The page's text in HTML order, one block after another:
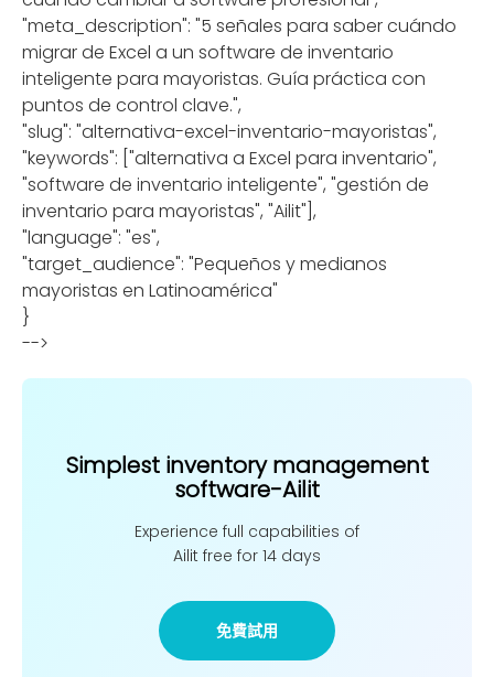
"meta_description": "5 señales para saber cuándo
migrar de Excel a un software de inventario
inteligente para mayoristas. Guía práctica con
puntos de control clave.",
"slug": "alternativa-excel-inventario-mayoristas",
"keywords": ["alternativa a Excel para inventario",
"software de inventario inteligente", "gestión de
inventario para mayoristas", "Ailit"],
"language": "es",
"target_audience": "Pequeños y medianos
mayoristas en Latinoamérica"
}
-->
Simplest inventory management
software-Ailit
Experience full capabilities of
Ailit free for 14 days
免費試用